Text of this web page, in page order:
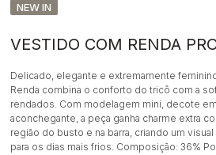
NEW IN
VESTIDO COM RENDA
Delicado, elegante e extremamente
Renda combina o conforto do tricô com a
rendados. Com modelagem mini, decote
aconchegante, a peça ganha charme extra
região do busto e na barra, criando um
para os dias mais frios. Composição: 36%